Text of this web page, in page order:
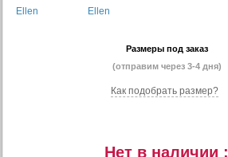
Размеры под заказ
(отправим через 3-4 дня)
Как подобрать размер?
Нет в наличии :